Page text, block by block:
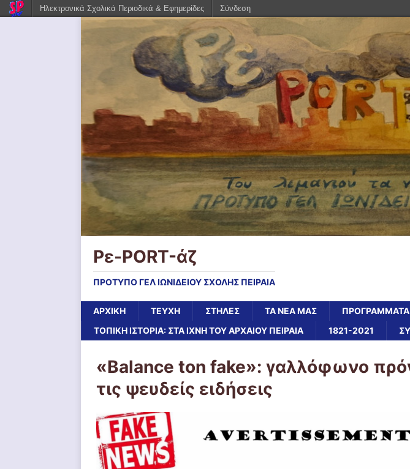
Ρε-PORT-άζ
ΠΡΟΤΥΠΟ ΓΕΛ ΙΩΝΙΔΕΙΟΥ ΣΧΟΛΗΣ ΠΕΙΡΑΙΑ
ΑΡΧΙΚΉ ΤΕΥΧΗ ΣΤΗΛΕΣ ΤΑ ΝΕΑ ΜΑΣ ΠΡΟΓΡΑΜΜΑΤΑ
ΤΟΠΙΚΗ ΙΣΤΟΡΙΑ: ΣΤΑ ΙΧΝΗ ΤΟΥ ΑΡΧΑΙΟΥ ΠΕΙΡΑΙΑ
1821-2021
«Βalance ton fake»: γαλλόφωνο
τις ψευδείς ειδήσεις
Ηλεκτρονικά Σχολικά Περιοδικά & Εφημερίδες Σύνδεση